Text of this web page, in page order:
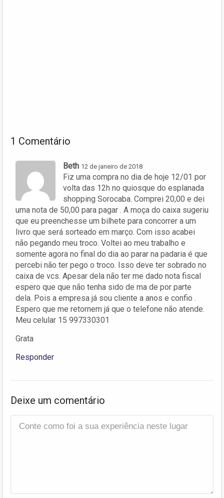
1 Comentário
Beth 12 de janeiro de 2018
Fiz uma compra no dia de hoje 12/01 por
volta das 12h no quiosque do esplanada
shopping Sorocaba. Comprei 20,00 e dei
uma nota de 50,00 para pagar . A moça do caixa sugeriu
que eu preenchesse um bilhete para concorrer a um
livro que será sorteado em março. Com isso acabei
não pegando meu troco. Voltei ao meu trabalho e
somente agora no final do dia ao parar na padaria é que
percebi não ter pego o troco. Isso deve ter sobrado no
caixa de vcs. Apesar dela não ter me dado nota fiscal
espero que que não tenha sido de ma de por parte
dela. Pois a empresa já sou cliente a anos e confio .
Espero que me retornem já que o telefone não atende.
Meu celular 15 997330301
Grata
Responder
Deixe um comentário